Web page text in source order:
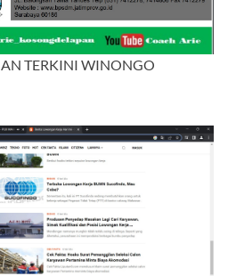
TERKINI WINONGO